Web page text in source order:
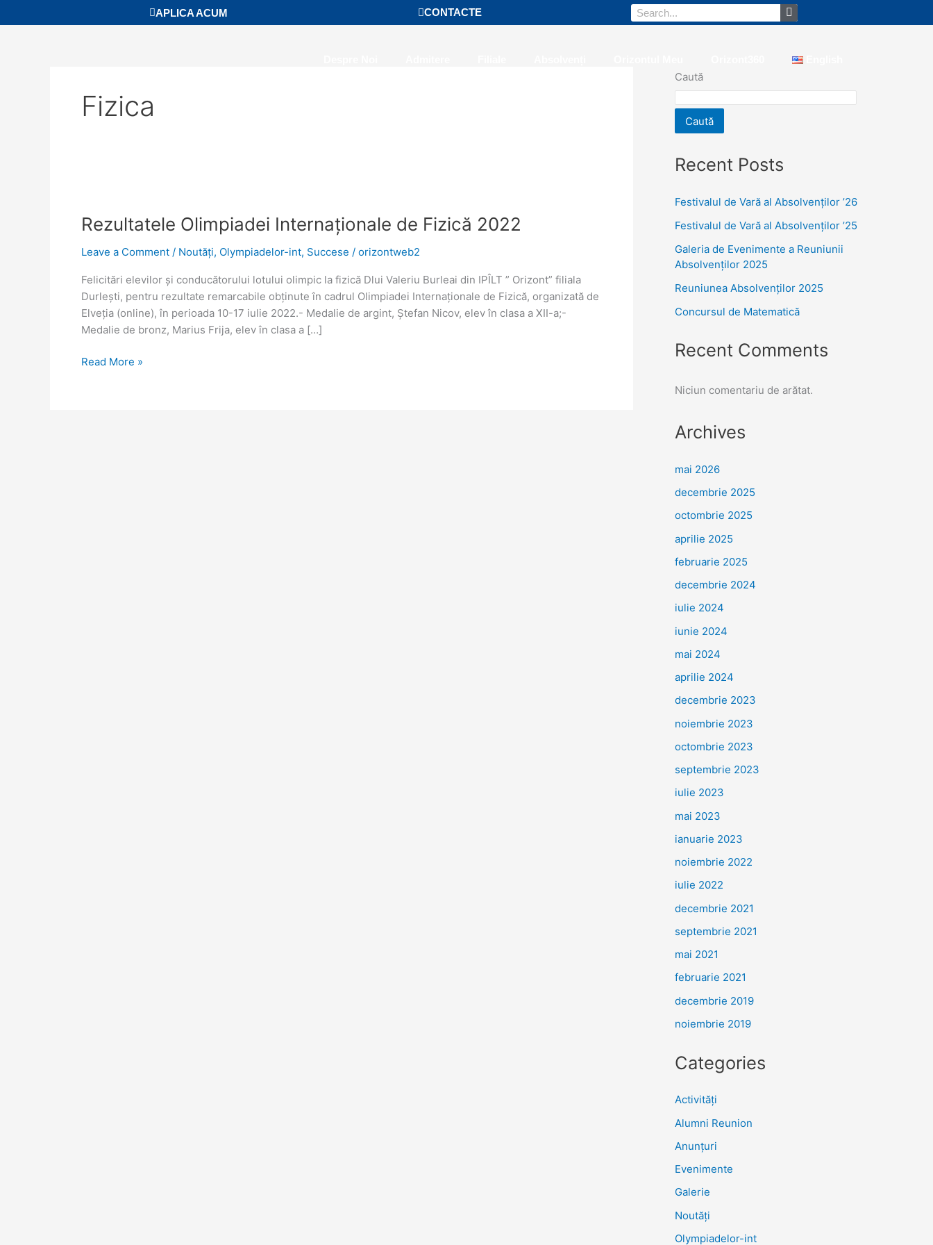
to
APLICA ACUM CONTACTE Caută
Fizica
Rezultatele Olimpiadei Internaționale de Fizică 2022
Leave a Comment / Noutăţi, Olympiadelor-int, Succese / orizontweb2
Felicitări elevilor şi conducătorului lotului olimpic la fizică Dlui Valeriu Burleai din IPÎLT ” Orizont” filiala
Durleşti, pentru rezultate remarcabile obţinute în cadrul Olimpiadei Internaționale de Fizică, organizată de
Elveția (online), în perioada 10-17 iulie 2022.- Medalie de argint, Ștefan Nicov, elev în clasa a XII-a;-
Medalie de bronz, Marius Frija, elev în clasa a […]
Internaționale
Fizică
Read More »
Caută
Caută
Recent Posts
Festivalul de Vară al Absolvenților ’26
Festivalul de Vară al Absolvenților ’25
Galeria de Evenimente a Reuniunii
Absolvenților 2025
Reuniunea Absolvenților 2025
Concursul de Matematică
Recent Comments
Niciun comentariu de arătat.
Archives
mai 2026
decembrie 2025
octombrie 2025
aprilie 2025
februarie 2025
decembrie 2024
iulie 2024
iunie 2024
mai 2024
aprilie 2024
decembrie 2023
noiembrie 2023
octombrie 2023
septembrie 2023
iulie 2023
mai 2023
ianuarie 2023
noiembrie 2022
iulie 2022
decembrie 2021
septembrie 2021
mai 2021
februarie 2021
decembrie 2019
noiembrie 2019
Categories
Activități
Alumni Reunion
Anunțuri
Evenimente
Galerie
Noutăţi
Olympiadelor-int